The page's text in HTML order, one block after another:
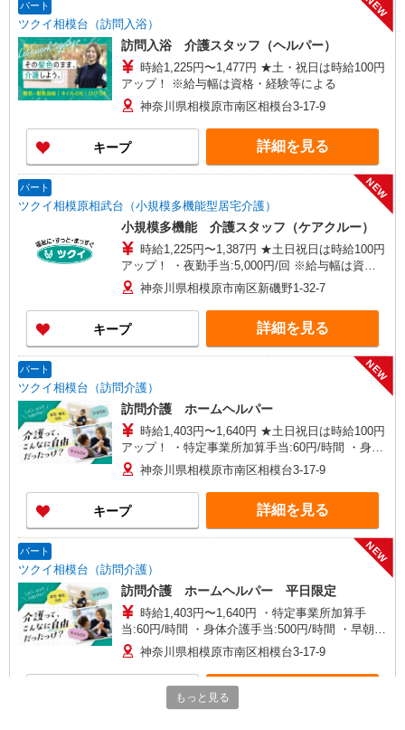
パート
ツクイ相模台（訪問入浴）
NEW
訪問入浴 介護スタッフ（ヘルパー）
時給1,225円〜1,477円 ★土・祝日は時給100円
アップ！ ※給与幅は資格・経験等による
神奈川県相模原市南区相模台3-17-9
キープ 詳細を見る
パート
ツクイ相模原相武台（小規模多機能型居宅介護）
NEW
小規模多機能 介護スタッフ（ケアクルー）
時給1,225円〜1,387円 ★土日祝日は時給100円
アップ！ ・夜勤手当:5,000円/回 ※給与幅は資
格・経験等による
神奈川県相模原市南区新磯野1-32-7
キープ 詳細を見る
パート
ツクイ相模台（訪問介護）
NEW
訪問介護 ホームヘルパー
時給1,403円〜1,640円 ★土日祝日は時給100円
アップ！ ・特定事業所加算手当:60円/時間 ・身体
介護手当:500円/時間 ・早朝夜間深夜手当:300円/
時間 （18:00〜翌07:59の時間帯） ・ICT手
当:2,000円/月 ・深夜割増は別途支給 ・ケア→ケ
アの移動時間も賃金（時給）を支給 ※給与幅は資
格・経験等による
神奈川県相模原市南区相模台3-17-9
キープ 詳細を見る
パート
ツクイ相模台（訪問介護）
NEW
訪問介護 ホームヘルパー 平日限定
時給1,403円〜1,640円 ・特定事業所加算手
当:60円/時間 ・身体介護手当:500円/時間 ・早朝夜
間深夜手当:300円/時間 （18:00〜翌07:59の時間
帯） ・ICT手当:2,000円/月 ・深夜割増は別途支給
・ケア→ケアの移動時間も賃金（時給）を支給 ※
給与幅は資格・経験等による
神奈川県相模原市南区相模台3-17-9
もっと見る